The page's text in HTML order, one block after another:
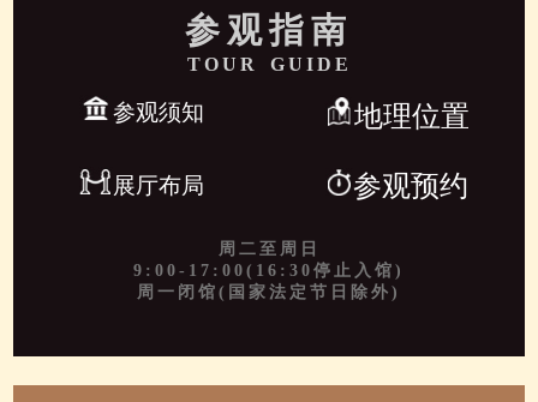
参观指南
TOUR GUIDE
参观须知 地理位置
展厅布局 参观预约
周二至周日
9:00-17:00(16:30停止入馆)
周一闭馆(国家法定节日除外)